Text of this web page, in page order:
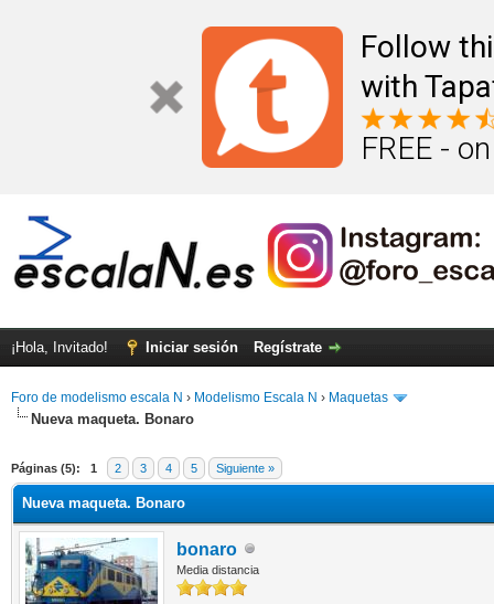
Follow
with
FREE -
¡Hola, Invitado! Iniciar sesión Regístrate
Foro de modelismo escala N › Modelismo Escala N › Maquetas
Nueva maqueta. Bonaro
Páginas (5): 1 2 3 4 5 Siguiente »
Nueva maqueta. Bonaro
bonaro
Media distancia